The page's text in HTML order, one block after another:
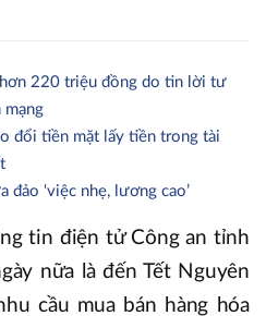
220 triệu đồng do tin lời tư
mạng
đổi tiền mặt lấy tiền trong tài
đảo ‘việc nhẹ, lương cao’
tin điện tử Công an tỉnh
nữa là đến Tết Nguyên
cầu mua bán hàng hóa